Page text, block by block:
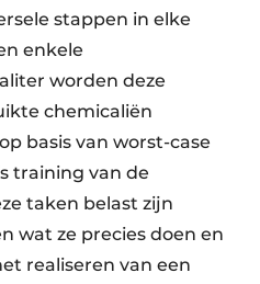
stappen in elke
enkele
worden deze
chemicaliën
basis van worst-case
training van de
taken belast zijn
wat ze precies doen en
realiseren van een